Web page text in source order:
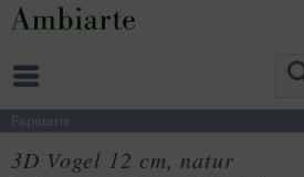
Papeterie
3D Vogel 12 cm, natur